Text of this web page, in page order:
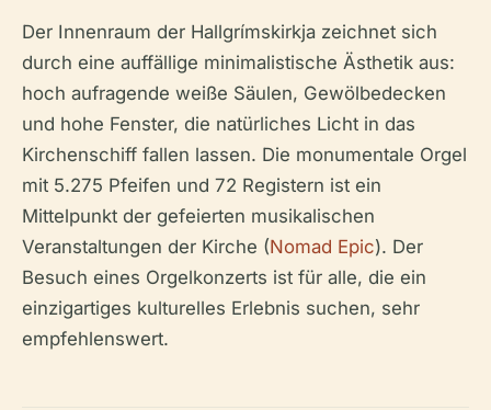
Der Innenraum der Hallgrímskirkja zeichnet sich
durch eine auffällige minimalistische Ästhetik aus:
hoch aufragende weiße Säulen, Gewölbedecken
und hohe Fenster, die natürliches Licht in das
Kirchenschiff fallen lassen. Die monumentale Orgel
mit 5.275 Pfeifen und 72 Registern ist ein
Mittelpunkt der gefeierten musikalischen
Veranstaltungen der Kirche (Nomad Epic). Der
Besuch eines Orgelkonzerts ist für alle, die ein
einzigartiges kulturelles Erlebnis suchen, sehr
empfehlenswert.